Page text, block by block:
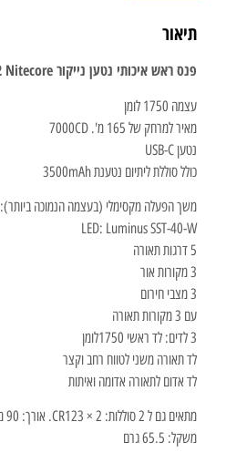
תיאור
פנס ראש איכותי נטען נייקור HC65 V2 Nitecore
עצמה 1750 לומן
מאיר למרחק של 165 מ'. 7000CD
נטען USB-C
כולל סוללת ליתיום נטענת 3500mAh
משך הפעלה מקסימלי (בעצמה הנמוכה ביותר): 800 שעות
LED: Luminus SST-40-W
5 דרגות תאורה
3 מקורות אור
3 מצבי חירום
עם 3 מקורות תאורה
3 לדים: לד ראשי 1750לומן
לד תאורה משני לטווח רחב וקצר
לד אדום לתאורה אדומה ואיתות
מתאים גם ל 2 סוללות: 2 × CR123. אורך: 90 מ"מ
משקל: 65.5 גרם